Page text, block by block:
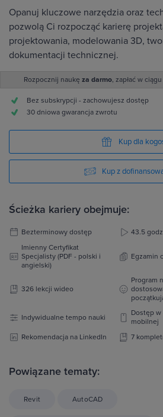
Opanuj kluczowe narzędzia oraz
pozwolą Ci rozpocząć karierę
projektowania, modelowania 3D,
dokumentacji technicznej.
Rozpocznij naukę za darmo, zapłać w ciągu
30 dniowa gwarancja zwrotu
Bez subskrypcji - zachowujesz dostęp
Kup dla
Kup z
Ścieżka kariery obejmuje:
Bezterminowy dostęp
43.5
Imienny Certyfikat
Specjalisty (PDF - polski i
angielski)
Egzamin
326 lekcji wideo
Program
Indywidualne tempo nauki
Dostęp w
mobilnej
Rekomendacja na LinkedIn
7
Powiązane tematy:
Revit AutoCAD